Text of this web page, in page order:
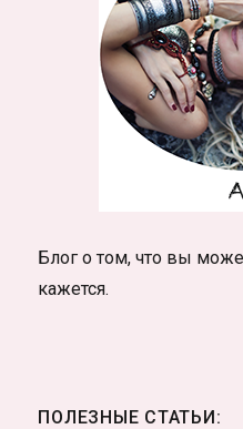
Блог о том, что вы
кажется.
ПОЛЕЗНЫЕ СТАТЬИ: